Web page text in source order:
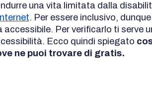
una vita limitata dalla
. Per essere inclusivo,
accessibile. Per verificarlo ti serve
Ecco quindi spiegato
ne puoi trovare di gratis.